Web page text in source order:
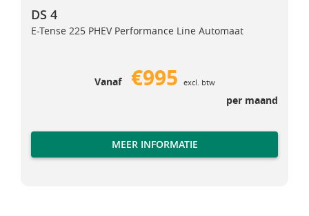
DS 4
E-Tense 225 PHEV Performance Line Automaat
Vanaf €995 excl. btw
per maand
MEER INFORMATIE